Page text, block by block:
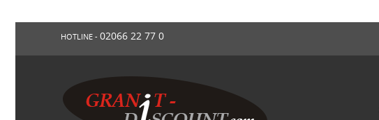
HOTLINE - 02066 22 77 0